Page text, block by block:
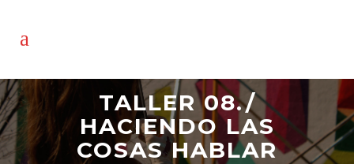
TALLER 08./
HACIENDO LAS
COSAS HABLAR